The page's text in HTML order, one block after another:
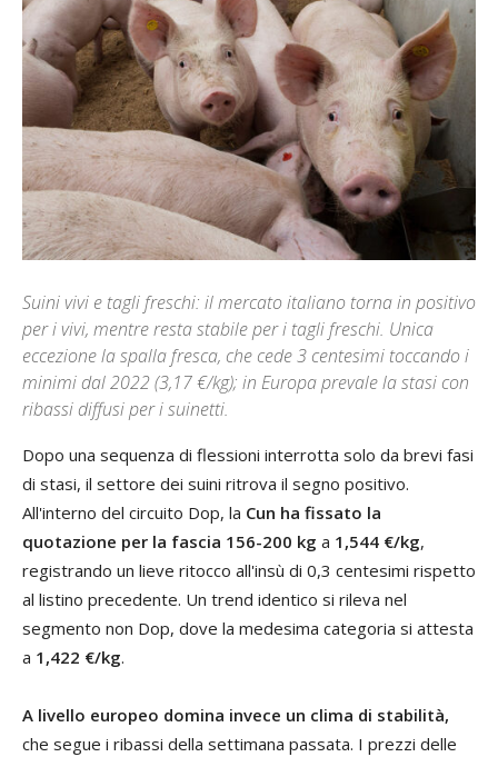
Suini vivi e tagli freschi: il mercato italiano torna in positivo
per i vivi, mentre resta stabile per i tagli freschi. Unica
eccezione la spalla fresca, che cede 3 centesimi toccando i
minimi dal 2022 (3,17 €/kg); in Europa prevale la stasi con
ribassi diffusi per i suinetti.
Dopo una sequenza di flessioni interrotta solo da brevi fasi
di stasi, il settore dei suini ritrova il segno positivo.
All'interno del circuito Dop, la Cun ha fissato la
quotazione per la fascia 156-200 kg a 1,544 €/kg,
registrando un lieve ritocco all'insù di 0,3 centesimi rispetto
al listino precedente. Un trend identico si rileva nel
segmento non Dop, dove la medesima categoria si attesta
a 1,422 €/kg.
A livello europeo domina invece un clima di stabilità,
che segue i ribassi della settimana passata. I prezzi delle